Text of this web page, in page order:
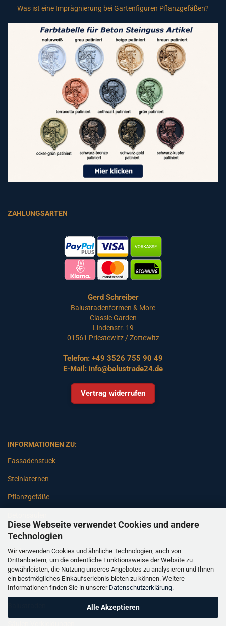
Diese Webseite verwendet Cookies und andere
Technologien
Wir verwenden Cookies und ähnliche Technologien, auch von
Drittanbietern, um die ordentliche Funktionsweise der Website zu
gewährleisten, die Nutzung unseres Angebotes zu analysieren und Ihnen
ein bestmögliches Einkaufserlebnis bieten zu können. Weitere
Informationen finden Sie in unserer Datenschutzerklärung.
Alle Akzeptieren
Was ist eine Imprägnierung bei Gartenfiguren Pflanzgefäßen?
ZAHLUNGSARTEN
Gerd Schreiber
Balustradenformen & More
Classic Garden
Lindenstr. 19
01561 Priestewitz / Zottewitz
Telefon: +49 3526 755 90 49
E-Mail: info@balustrade24.de
Vertrag widerrufen
INFORMATIONEN ZU:
Fassadenstuck
Steinlaternen
Pflanzgefäße
Gartenbänke
Pfeiler
Gartenbrunnen
Gartenfiguren